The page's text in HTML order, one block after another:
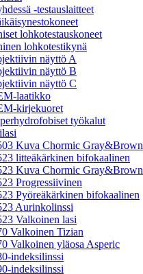
-testauslaitteet
lohkotestauskoneet
lohkotestikynä
näyttö A
näyttö B
näyttö C
laatikko
kirjekuoret
työkalut
Kuva Chormic Gray&Brown
litteäkärkinen bifokaalinen
Kuva Chormic Gray&Brown
Progressiivinen
Pyöreäkärkinen bifokaalinen
Aurinkolinssi
Valkoinen lasi
Valkoinen Tizian
Valkoinen yläosa Asperic
indeksilinssi
indeksilinssi